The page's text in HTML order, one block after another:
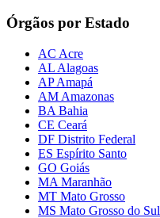
Órgãos por Estado
AC Acre
AL Alagoas
AP Amapá
AM Amazonas
BA Bahia
CE Ceará
DF Distrito Federal
ES Espírito Santo
GO Goiás
MA Maranhão
MT Mato Grosso
MS Mato Grosso do Sul